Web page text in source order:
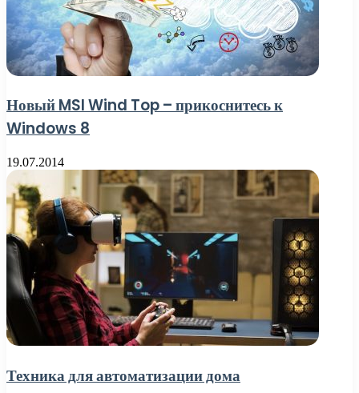
Новый MSI Wind Top – прикоснитесь к
Windows 8
19.07.2014
Техника для автоматизации дома